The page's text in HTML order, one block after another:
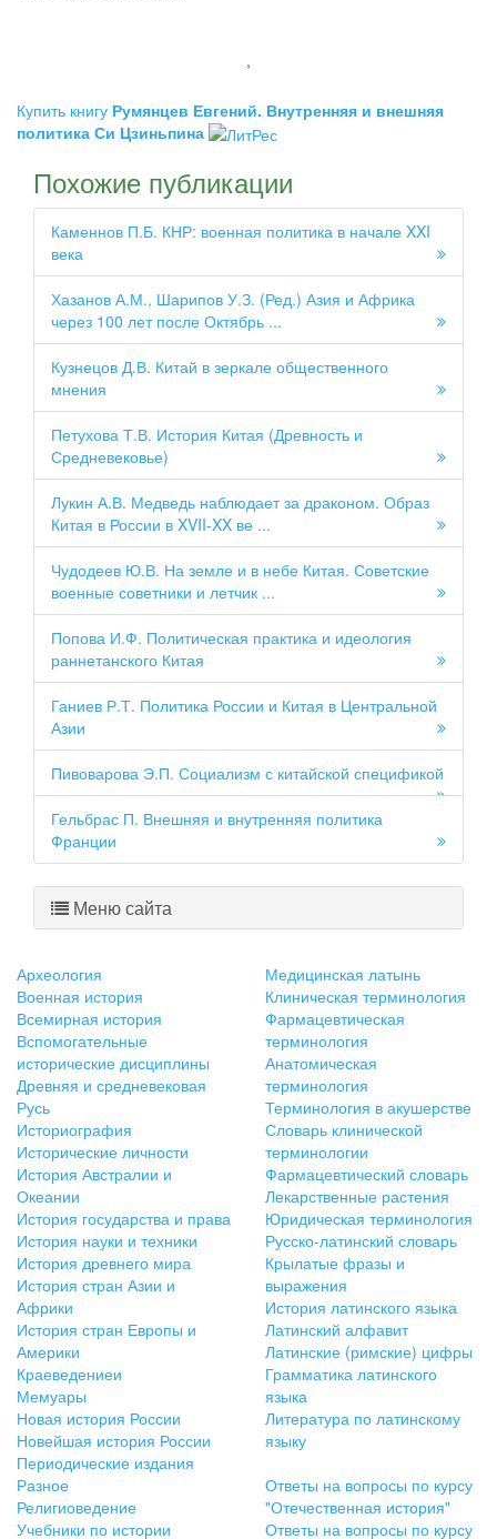
,
Купить книгу Румянцев Евгений. Внутренняя и внешняя
политика Си Цзиньпина
Похожие публикации
Каменнов П.Б. КНР: военная политика в начале XXI
века
Хазанов А.М., Шарипов У.З. (Ред.) Азия и Африка
через 100 лет после Октябрь ...
Кузнецов Д.В. Китай в зеркале общественного
мнения
Петухова Т.В. История Китая (Древность и
Средневековье)
Лукин А.В. Медведь наблюдает за драконом. Образ
Китая в России в XVII-XX ве ...
Чудодеев Ю.В. На земле и в небе Китая. Советские
военные советники и летчик ...
Попова И.Ф. Политическая практика и идеология
раннетанского Китая
Ганиев Р.Т. Политика России и Китая в Центральной
Азии
Пивоварова Э.П. Социализм с китайской спецификой
Гельбрас П. Внешняя и внутренняя политика
Франции
Меню сайта
Археология
Военная история
Всемирная история
Вспомогательные
исторические дисциплины
Древняя и средневековая
Русь
Историография
Исторические личности
История Австралии и
Океании
История государства и права
История науки и техники
История древнего мира
История стран Азии и
Африки
История стран Европы и
Америки
Краеведениеи
Мемуары
Новая история России
Новейшая история России
Периодические издания
Разное
Религиоведение
Учебники по истории
Медицинская латынь
Клиническая терминология
Фармацевтическая
терминология
Анатомическая
терминология
Терминология в акушерстве
Словарь клинической
терминологии
Фармацевтический словарь
Лекарственные растения
Юридическая терминология
Русско-латинский словарь
Крылатые фразы и
выражения
История латинского языка
Латинский алфавит
Латинские (римские) цифры
Грамматика латинского
языка
Литература по латинскому
языку
Ответы на вопросы по курсу
"Отечественная история"
Ответы на вопросы по курсу